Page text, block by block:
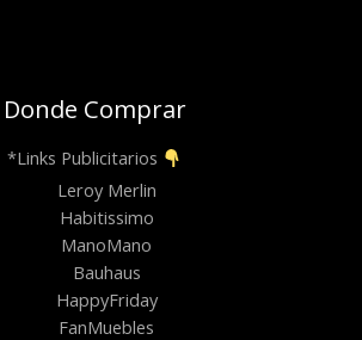
Donde Comprar
*Links Publicitarios
Leroy Merlin
Habitissimo
ManoMano
Bauhaus
HappyFriday
FanMuebles